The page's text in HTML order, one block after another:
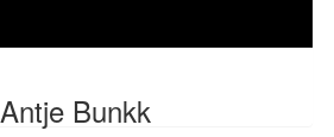
Antje Bunkk